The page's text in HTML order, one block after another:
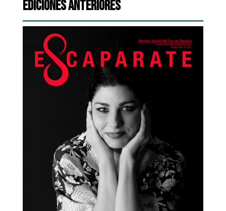
Ediciones Anteriores